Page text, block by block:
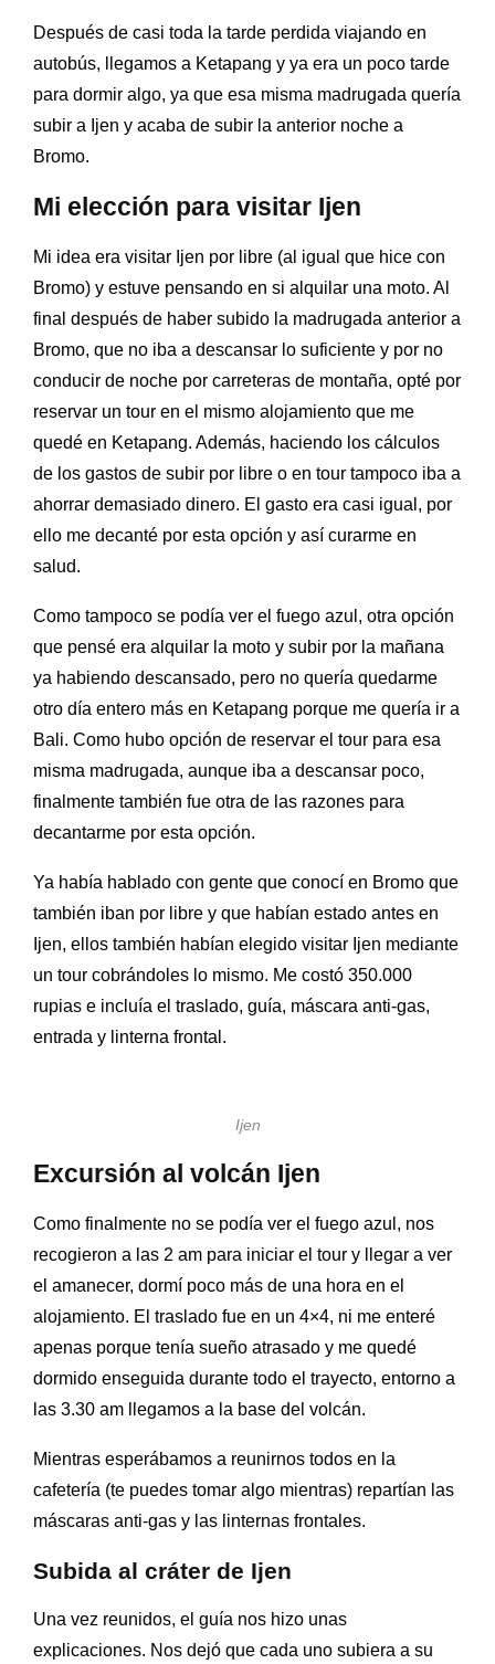
Después de casi toda la tarde perdida viajando en
autobús, llegamos a Ketapang y ya era un poco tarde
para dormir algo, ya que esa misma madrugada quería
subir a Ijen y acaba de subir la anterior noche a
Bromo.
Mi elección para visitar Ijen
Mi idea era visitar Ijen por libre (al igual que hice con
Bromo) y estuve pensando en si alquilar una moto. Al
final después de haber subido la madrugada anterior a
Bromo, que no iba a descansar lo suficiente y por no
conducir de noche por carreteras de montaña, opté por
reservar un tour en el mismo alojamiento que me
quedé en Ketapang. Además, haciendo los cálculos
de los gastos de subir por libre o en tour tampoco iba a
ahorrar demasiado dinero. El gasto era casi igual, por
ello me decanté por esta opción y así curarme en
salud.
Como tampoco se podía ver el fuego azul, otra opción
que pensé era alquilar la moto y subir por la mañana
ya habiendo descansado, pero no quería quedarme
otro día entero más en Ketapang porque me quería ir a
Bali. Como hubo opción de reservar el tour para esa
misma madrugada, aunque iba a descansar poco,
finalmente también fue otra de las razones para
decantarme por esta opción.
Ya había hablado con gente que conocí en Bromo que
también iban por libre y que habían estado antes en
Ijen, ellos también habían elegido visitar Ijen mediante
un tour cobrándoles lo mismo. Me costó 350.000
rupias e incluía el traslado, guía, máscara anti-gas,
entrada y linterna frontal.
Ijen
Excursión al volcán Ijen
Como finalmente no se podía ver el fuego azul, nos
recogieron a las 2 am para iniciar el tour y llegar a ver
el amanecer, dormí poco más de una hora en el
alojamiento. El traslado fue en un 4×4, ni me enteré
apenas porque tenía sueño atrasado y me quedé
dormido enseguida durante todo el trayecto, entorno a
las 3.30 am llegamos a la base del volcán.
Mientras esperábamos a reunirnos todos en la
cafetería (te puedes tomar algo mientras) repartían las
máscaras anti-gas y las linternas frontales.
Subida al cráter de Ijen
Una vez reunidos, el guía nos hizo unas
explicaciones. Nos dejó que cada uno subiera a su